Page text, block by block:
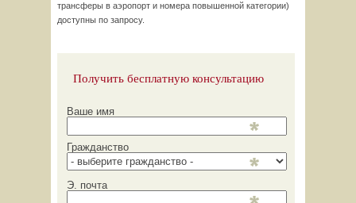
трансферы в аэропорт и номера повышенной категории)
доступны по запросу.
Получить бесплатную консультацию
Ваше имя
Гражданство
Э. почта